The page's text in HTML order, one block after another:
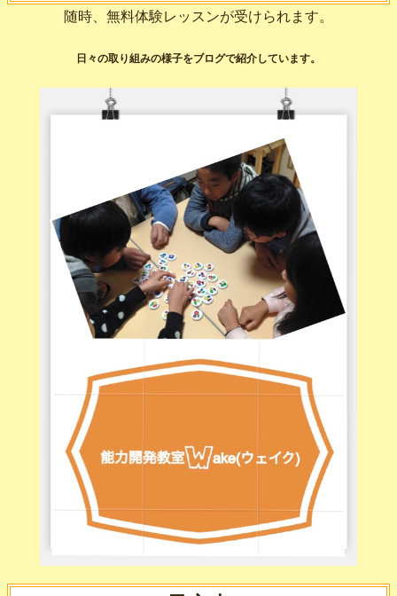
随時、無料体験レッスンが受けられます。
日々の取り組みの様子をブログで紹介しています。